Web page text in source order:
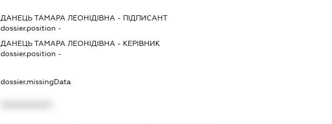
ДАНЕЦЬ ТАМАРА ЛЕОНІДІВНА - ПІДПИСАНТ
dossier.position -
ДАНЕЦЬ ТАМАРА ЛЕОНІДІВНА - КЕРІВНИК
dossier.position -
dossier.missingData